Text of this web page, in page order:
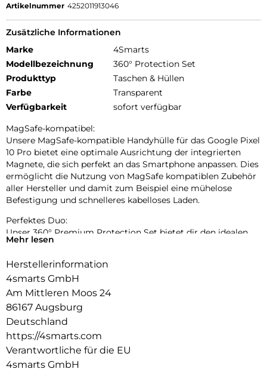
Artikelnummer 4252011913046
Zusätzliche Informationen
Marke
4Smarts
Modellbezeichnung
360° Protection Set
Produkttyp
Taschen & Hüllen
Farbe
Transparent
Verfügbarkeit
sofort verfügbar
MagSafe-kompatibel:
Unsere MagSafe-kompatible Handyhülle für das Google Pixel
10 Pro bietet eine optimale Ausrichtung der integrierten
Magnete, die sich perfekt an das Smartphone anpassen. Dies
ermöglicht die Nutzung von MagSafe kompatiblen Zubehör
aller Hersteller und damit zum Beispiel eine mühelose
Befestigung und schnelleres kabelloses Laden.
Perfektes Duo:
Unser 360° Premium Protection Set bietet dir den idealen
Rundumschutz für dein Smartphone: Die transparente
Polycarbonat schützt es zuverlässig vor Stößen und Kratzern
ohne das Original-Design des Handys zu stören. Das
hochwertige 9H-Schutzglas, komplettiert den Schutz indem
es den Bildschirm deines Geräts mit der gleichen Sorgfalt
schützt.
Unbeeinträchtigte Bedienung:
Die Schutzhülle und das mitgelieferte 9H-Schutzglas bieten
optimalen Schutz für dein Gerät, ohne die Bedienbarkeit
Mehr lesen
Herstellerinformation
4smarts GmbH
Am Mittleren Moos 24
86167 Augsburg
Deutschland
https://4smarts.com
Verantwortliche für die EU
4smarts GmbH